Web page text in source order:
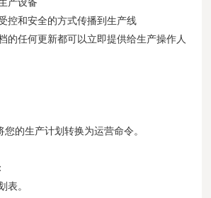
产设备
控和安全的方式传播到生产线
的任何更新都可以立即提供给生产操作人
您的生产计划转换为运营命令。
表。